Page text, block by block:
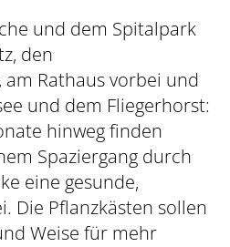
und dem Spitalpark
den
Rathaus vorbei und
und dem Fliegerhorst:
hinweg finden
Spaziergang durch
eine gesunde,
Die Pflanzkästen sollen
Weise für mehr